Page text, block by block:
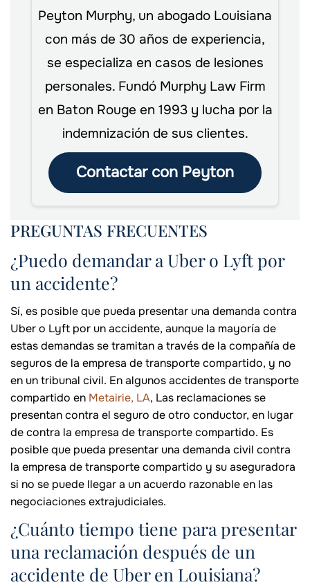
Peyton Murphy, un abogado Louisiana
con más de 30 años de experiencia,
se especializa en casos de lesiones
personales. Fundó Murphy Law Firm
en Baton Rouge en 1993 y lucha por la
indemnización de sus clientes.
Contactar con Peyton
PREGUNTAS FRECUENTES
¿Puedo demandar a Uber o Lyft por
un accidente?
Sí, es posible que pueda presentar una demanda contra
Uber o Lyft por un accidente, aunque la mayoría de
estas demandas se tramitan a través de la compañía de
seguros de la empresa de transporte compartido, y no
en un tribunal civil. En algunos accidentes de transporte
compartido en Metairie, LA, Las reclamaciones se
presentan contra el seguro de otro conductor, en lugar
de contra la empresa de transporte compartido. Es
posible que pueda presentar una demanda civil contra
la empresa de transporte compartido y su aseguradora
si no se puede llegar a un acuerdo razonable en las
negociaciones extrajudiciales.
¿Cuánto tiempo tiene para presentar
una reclamación después de un
accidente de Uber en Louisiana?